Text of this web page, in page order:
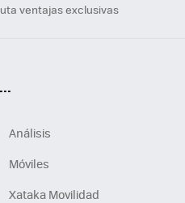
ventajas exclusivas
Análisis
Móviles
Xataka Movilidad